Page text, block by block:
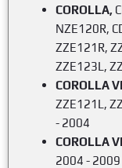
COROLLA,
NZE120R,
ZZE121R,
ZZE123L,
COROLLA
ZZE121L,
- 2004
COROLLA
2004 - 2009